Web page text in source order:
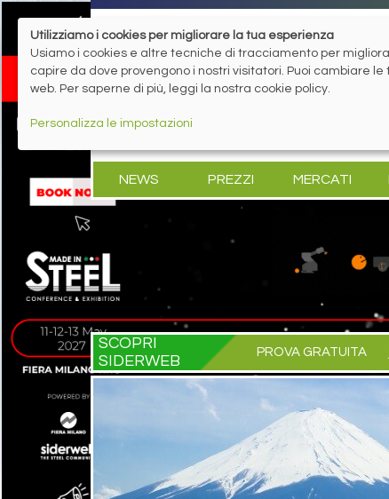
NEWS PREZZI MERCATI
SCOPRI
SIDERWEB
PROVA GRATUITA
Utilizziamo i cookies per migliorare la tua esperienza
Usiamo i cookies e altre tecniche di tracciamento per
capire da dove provengono i nostri visitatori. Puoi cambiare
web. Per saperne di più, leggi la nostra cookie policy.
Personalizza le impostazioni